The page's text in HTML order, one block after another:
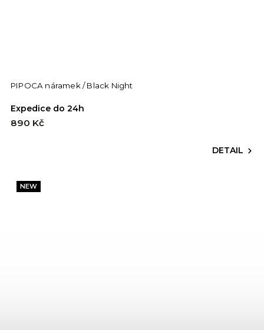
PIPOCA náramek / Black Night
Expedice do 24h
890 Kč
DETAIL
NEW